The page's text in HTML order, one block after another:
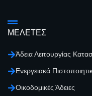
ΜΕΛΕΤΕΣ
Άδεια Λειτουργίας
Ενεργειακά
Οικοδομικές Άδειες